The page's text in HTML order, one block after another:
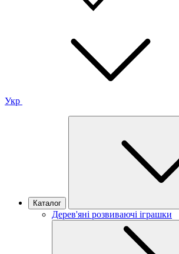
Укр
Каталог
Дерев'яні розвиваючі іграшки